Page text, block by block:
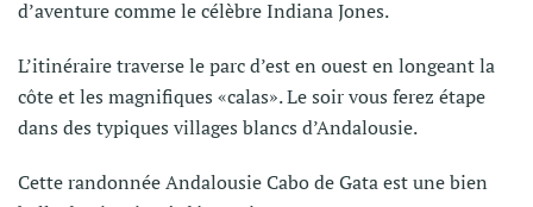
d’aventure comme le célèbre Indiana Jones.
L’itinéraire traverse le parc d’est en ouest en longeant la
côte et les magnifiques «calas». Le soir vous ferez étape
dans des typiques villages blancs d’Andalousie.
Cette randonnée Andalousie Cabo de Gata est une bien